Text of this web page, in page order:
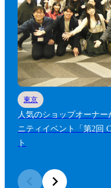
東京
人気のショップオーナ
ニティイベント「第2回
ト